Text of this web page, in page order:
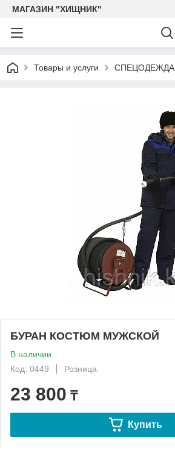
МАГАЗИН "ХИЩНИК"
Товары и услуги СПЕЦОДЕЖДА
БУРАН КОСТЮМ МУЖСКОЙ
В наличии
Код: 0449
Розница
23 800 ₸
Купить